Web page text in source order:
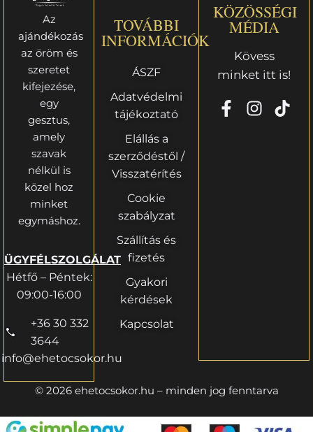
Az
ajándékozás
az öröm és
szeretet
kifejezése,
egy
gesztus,
amely
szavak
nélkül is
közel hoz
minket
egymáshoz.
ÜGYFÉLSZOLGÁLAT
Hétfő – Péntek:
09:00-16:00
+36 30 332
3644
info@ehetocsokor.hu
TOVÁBBI
INFORMÁCIÓK
ÁSZF
Adatvédelmi
tájékoztató
Elállás a
szerződéstől /
Visszatérítés
Cookie
szabályzat
Szállítás és
fizetés
Gyakori
kérdések
Kapcsolat
KÖZÖSSÉGI
MÉDIA
Kövess
minket itt is!
© 2026 ehetocsokor.hu – minden jog fenntarva